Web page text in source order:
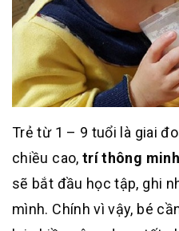
Trẻ từ 1 – 9 tuổi là giai
chiều cao, trí thông minh
sẽ bắt đầu học tập, ghi
mình. Chính vì vậy, bé